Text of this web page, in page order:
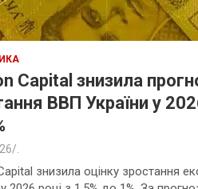
Capital знизила
ВВП України у
знизила оцінку зростання